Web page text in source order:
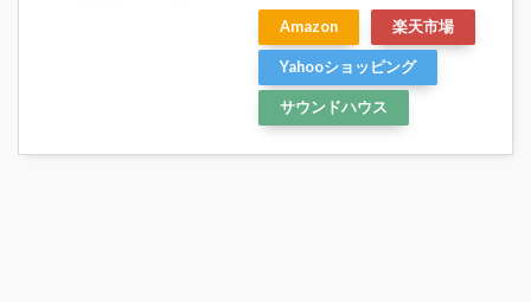
Amazon 楽天市場
Yahooショッピング
サウンドハウス